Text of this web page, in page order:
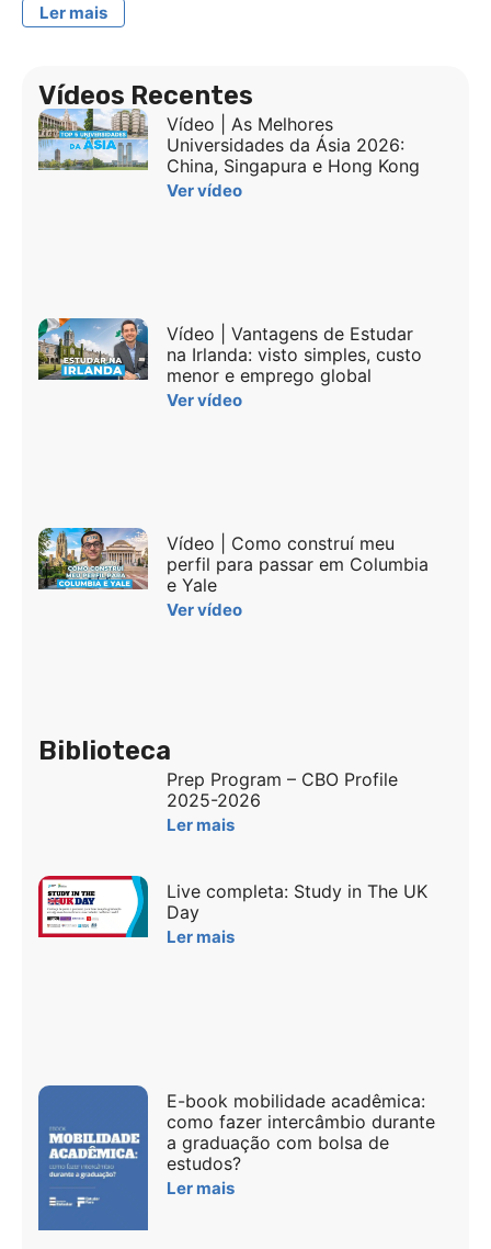
Ler mais
Vídeos Recentes
Vídeo | As Melhores
Universidades da Ásia 2026:
China, Singapura e Hong Kong
Ver vídeo
Vídeo | Vantagens de Estudar
na Irlanda: visto simples, custo
menor e emprego global
Ver vídeo
Vídeo | Como construí meu
perfil para passar em Columbia
e Yale
Ver vídeo
Biblioteca
Prep Program – CBO Profile
2025-2026
Ler mais
Live completa: Study in The UK
Day
Ler mais
E-book mobilidade acadêmica:
como fazer intercâmbio durante
a graduação com bolsa de
estudos?
Ler mais